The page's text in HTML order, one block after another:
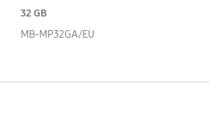
32 GB
MB-MP32GA/EU